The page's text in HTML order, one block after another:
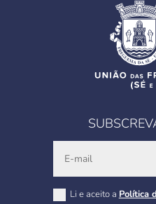
Li e aceito a Política